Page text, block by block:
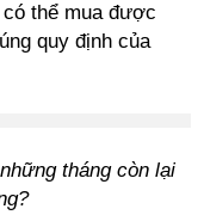
thể mua được
quy định của
tháng còn lại